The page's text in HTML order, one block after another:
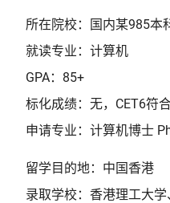
所在院校：国内某985本
就读专业：计算机
GPA：85+
标化成绩：无，CET6符
申请专业：计算机博士
留学目的地：中国香港
录取学校：香港理工大学